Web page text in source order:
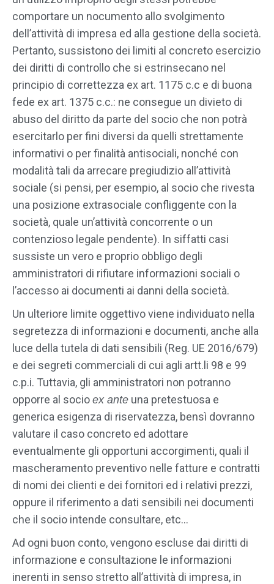
comportare un nocumento allo svolgimento
dell’attività di impresa ed alla gestione della società.
Pertanto, sussistono dei limiti al concreto esercizio
dei diritti di controllo che si estrinsecano nel
principio di correttezza ex art. 1175 c.c e di buona
fede ex art. 1375 c.c.: ne consegue un divieto di
abuso del diritto da parte del socio che non potrà
esercitarlo per fini diversi da quelli strettamente
informativi o per finalità antisociali, nonché con
modalità tali da arrecare pregiudizio all’attività
sociale (si pensi, per esempio, al socio che rivesta
una posizione extrasociale confliggente con la
società, quale un’attività concorrente o un
contenzioso legale pendente). In siffatti casi
sussiste un vero e proprio obbligo degli
amministratori di rifiutare informazioni sociali o
l’accesso ai documenti ai danni della società.
Un ulteriore limite oggettivo viene individuato nella
segretezza di informazioni e documenti, anche alla
luce della tutela di dati sensibili (Reg. UE 2016/679)
e dei segreti commerciali di cui agli artt.li 98 e 99
c.p.i. Tuttavia, gli amministratori non potranno
opporre al socio ex ante una pretestuosa e
generica esigenza di riservatezza, bensì dovranno
valutare il caso concreto ed adottare
eventualmente gli opportuni accorgimenti, quali il
mascheramento preventivo nelle fatture e contratti
di nomi dei clienti e dei fornitori ed i relativi prezzi,
oppure il riferimento a dati sensibili nei documenti
che il socio intende consultare, etc…
Ad ogni buon conto, vengono escluse dai diritti di
informazione e consultazione le informazioni
inerenti in senso stretto all’attività di impresa, in